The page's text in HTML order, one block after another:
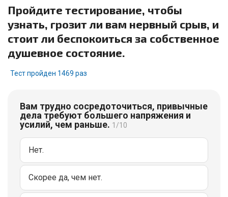
Пройдите тестирование, чтобы
узнать, грозит ли вам нервный срыв, и
стоит ли беспокоиться за собственное
душевное состояние.
Тест пройден 1469 раз
Вам трудно сосредоточиться, привычные
дела требуют большего напряжения и
усилий, чем раньше. 1/10
Нет.
Скорее да, чем нет.